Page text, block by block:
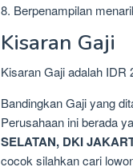
8. Berpenampilan
Kisaran Gaji
Kisaran Gaji adalah IDR
Bandingkan Gaji yang
Perusahaan ini berada
SELATAN, DKI
cocok silahkan cari